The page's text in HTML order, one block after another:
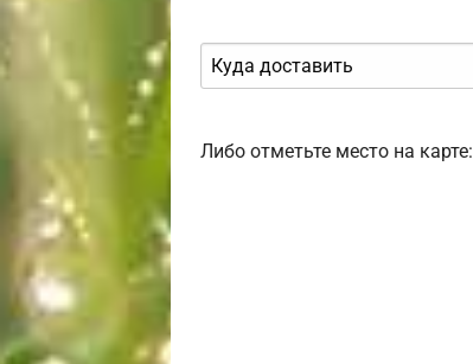
Либо отметьте место на карте: